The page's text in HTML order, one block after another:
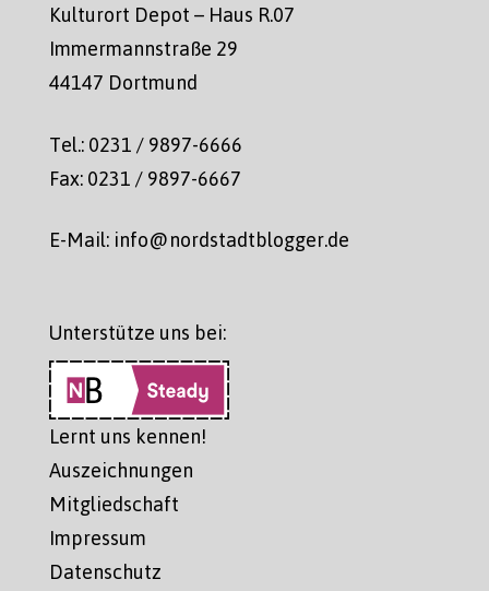
Kulturort Depot – Haus R.07
Immermannstraße 29
44147 Dortmund
Tel.: 0231 / 9897-6666
Fax: 0231 / 9897-6667
E-Mail: info@nordstadtblogger.de
Unterstütze uns bei:
Lernt uns kennen!
Auszeichnungen
Mitgliedschaft
Impressum
Datenschutz